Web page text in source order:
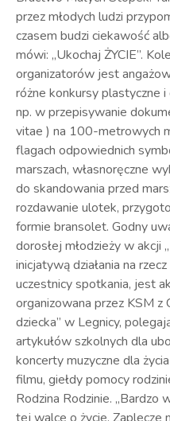
przez młodych ludzi
czasem budzi ciekawość
mówi: „Ukochaj ŻYCIE”.
organizatorów jest
różne konkursy plastyczne i
np. w przepisywanie
vitae ) na 100-metrowych
flagach odpowiednich
marszach, własnoręczne
do skandowania przed
rozdawanie ulotek,
formie bransolet. Godny
dorosłej młodzieży w akcji
inicjatywą działania na
uczestnicy spotkania, jest
organizowana przez KSM z
dziecka” w Legnicy,
artykułów szkolnych dla
koncerty muzyczne dla
filmu, giełdy pomocy
Rodzina Rodzinie.
tej walce o życie. Zaplecze